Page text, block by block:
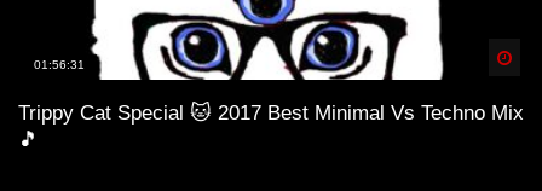
01:56:31
Trippy Cat Special 🐱 2017 Best Minimal Vs Techno Mix
🎵